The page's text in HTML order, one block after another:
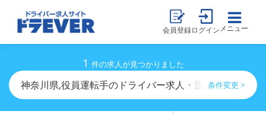
会員登録ログイン メニュー
1 件の求人が見つかりました
神奈川県,役員運転手のドライバー求人・運転手求人一覧
条件変更 >